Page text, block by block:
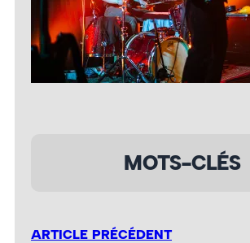
MOTS-CLÉS
ARTICLE PRÉCÉDENT